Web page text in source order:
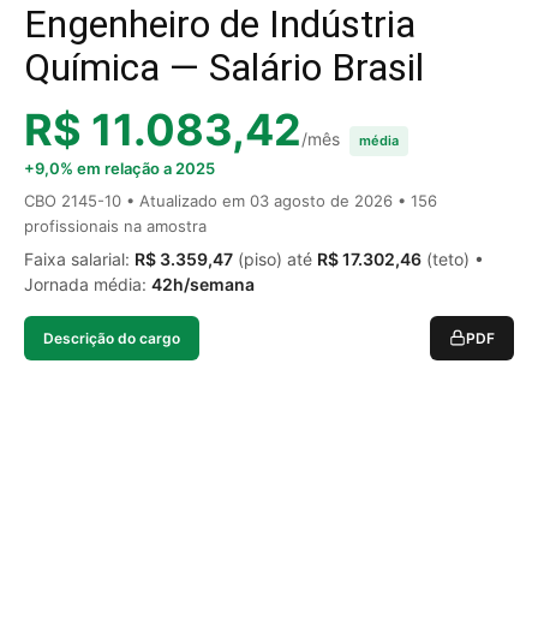
Engenheiro de Indústria
Química — Salário Brasil
R$ 11.083,42/mês média
+9,0% em relação a 2025
CBO 2145-10 • Atualizado em 03 agosto de 2026 • 156
profissionais na amostra
Faixa salarial: R$ 3.359,47 (piso) até R$ 17.302,46 (teto) •
Jornada média: 42h/semana
Descrição do cargo PDF